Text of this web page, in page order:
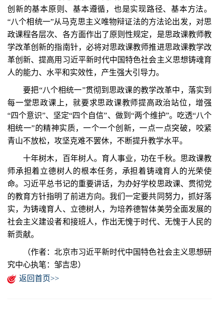
创新的基本原则、基本遵循，也是实现路径、基本方法。
“八个相统一”从马克思主义唯物辩证法的方法论出发，对思
政课程各层次、各方面作出了原则性规定，是思政课教师教
学改革创新的指南针，必将对思政课教师推进思政课教学改
革创新、提高用习近平新时代中国特色社会主义思想铸魂育
人的能力、水平和实效性，产生强大引导力。
要把“八个相统一”贯彻到思政课的教学改革中，落实到
每一堂思政课上，就要求思政课教师提高政治站位，增强
“四个意识”、坚定“四个自信”、做到“两个维护”。吃透“八个
相统一”的精神实质，一个一个创新，一点一点突破，咬紧
青山不放松，攻坚克难不罢休，不断提升教学水平。
十年树木，百年树人。育人事业，功在千秋。思政课教
师承担着立德树人的根本任务，承担着铸魂育人的光荣使
命。习近平总书记的重要讲话，为办好学校思政课、贯彻党
的教育方针指明了前进方向。我们一定要共同努力，抓好落
实，为铸魂育人、立德树人，为培养德智体美劳全面发展的
社会主义建设者和接班人，作出无愧于时代、无愧于人民的
新贡献。
（作者：北京市习近平新时代中国特色社会主义思想研
究中心执笔：邹吉忠）
返回首页>>